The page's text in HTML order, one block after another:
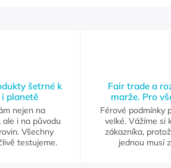
šetrné k
planetě
nejen na
ale i na původu
Všechny
testujeme.
Fair trade a
marže. Pro
Férové podmínky
velké. Vážíme si
zákazníka,
jednou musí